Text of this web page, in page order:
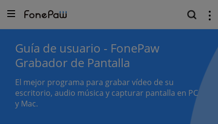
Guía de usuario - FonePaw
Grabador de Pantalla
El mejor programa para grabar vídeo de su
escritorio, audio música y capturar pantalla en PC
y Mac.